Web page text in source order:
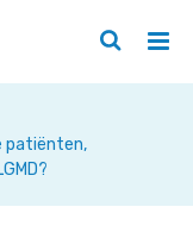
/
Zoeken
/
patiënten,